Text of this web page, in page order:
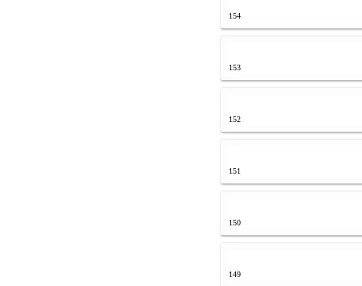
154
153
152
151
150
149